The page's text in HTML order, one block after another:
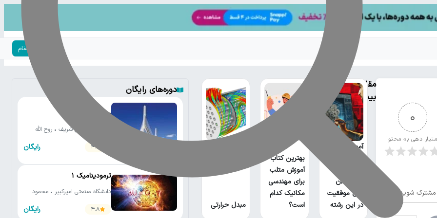
ورود | ثبت‌نام
0
دهی به محتوا
مشترک شوید
مقالات
بیشتر
آموزش اتوکد
اهمیت آن
برای موفقیت
در این رشته
بهترین کتاب
آموزش متلب
برای مهندسی
مکانیک کدام
است؟
مبدل حرارتی
دوره‌های رایگان
مقاومت مصالح ١
دانشگاه صنعتی شریف • روح الله
دهقانی فیروزآبادی
4.7
رایگان
ترمودینامیک ۱
دانشگاه صنعتی امیرکبیر • محمود
4.8
رایگان